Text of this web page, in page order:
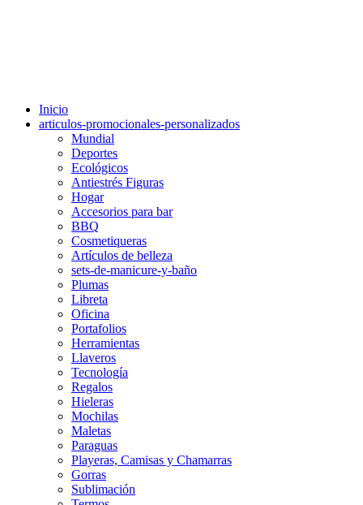
Inicio
articulos-promocionales-personalizados
Mundial
Deportes
Ecológicos
Antiestrés Figuras
Hogar
Accesorios para bar
BBQ
Cosmetiqueras
Artículos de belleza
sets-de-manicure-y-baño
Plumas
Libreta
Oficina
Portafolios
Herramientas
Llaveros
Tecnología
Regalos
Hieleras
Mochilas
Maletas
Paraguas
Playeras, Camisas y Chamarras
Gorras
Sublimación